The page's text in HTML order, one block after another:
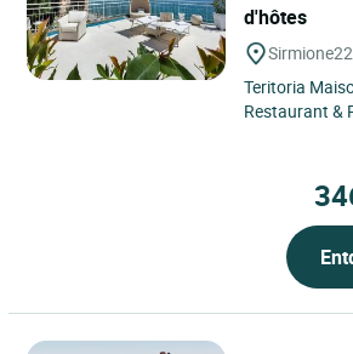
d'hôtes
Sirmione
Teritoria
Restaurant &
Herzen von